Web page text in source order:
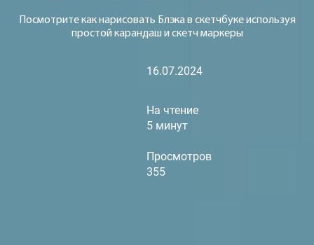
Посмотрите как нарисовать Блэка в скетчбуке используя
простой карандаш и скетч маркеры
16.07.2024
На чтение
5 минут
Просмотров
355